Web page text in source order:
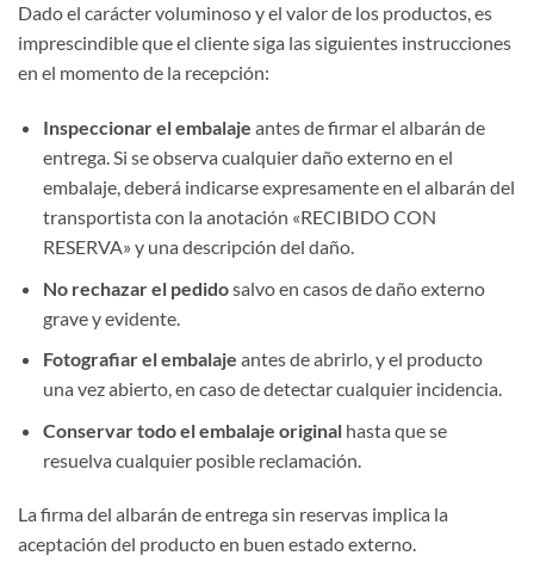
Dado el carácter voluminoso y el valor de los productos, es
imprescindible que el cliente siga las siguientes instrucciones
en el momento de la recepción:
Inspeccionar el embalaje antes de firmar el albarán de
entrega. Si se observa cualquier daño externo en el
embalaje, deberá indicarse expresamente en el albarán del
transportista con la anotación «RECIBIDO CON
RESERVA» y una descripción del daño.
No rechazar el pedidosalvo en casos de daño externo
grave y evidente.
Fotografiar el embalaje antes de abrirlo, y el producto
una vez abierto, en caso de detectar cualquier incidencia.
Conservar todo el embalaje originalhasta que se
resuelva cualquier posible reclamación.
La firma del albarán de entrega sin reservas implica la
aceptación del producto en buen estado externo.